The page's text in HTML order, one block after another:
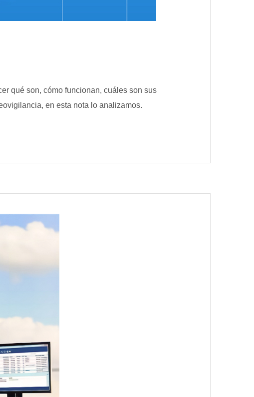
qué son, cómo funcionan, cuáles son sus
en esta nota lo analizamos.